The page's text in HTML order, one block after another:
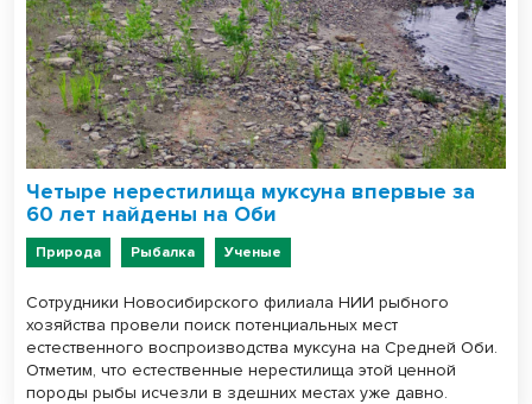
Четыре нерестилища муксуна впервые за
60 лет найдены на Оби
Природа Рыбалка Ученые
Сотрудники Новосибирского филиала НИИ рыбного
хозяйства провели поиск потенциальных мест
естественного воспроизводства муксуна на Средней Оби.
Отметим, что естественные нерестилища этой ценной
породы рыбы исчезли в здешних местах уже давно.